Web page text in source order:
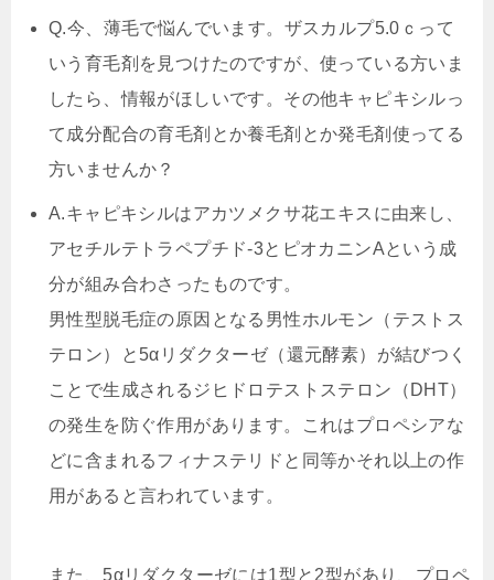
Q.今、薄毛で悩んでいます。ザスカルプ5.0ｃって
いう育毛剤を見つけたのですが、使っている方いま
したら、情報がほしいです。その他キャピキシルっ
て成分配合の育毛剤とか養毛剤とか発毛剤使ってる
方いませんか？
A.キャピキシルはアカツメクサ花エキスに由来し、
アセチルテトラペプチド-3とピオカニンAという成
分が組み合わさったものです。
男性型脱毛症の原因となる男性ホルモン（テストス
テロン）と5αリダクターゼ（還元酵素）が結びつく
ことで生成されるジヒドロテストステロン（DHT）
の発生を防ぐ作用があります。これはプロペシアな
どに含まれるフィナステリドと同等かそれ以上の作
用があると言われています。
また、5αリダクターゼには1型と2型があり、プロペ